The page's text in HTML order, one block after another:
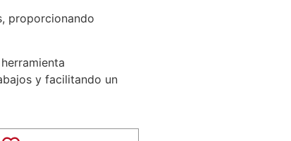
proporcionando
y facilitando un